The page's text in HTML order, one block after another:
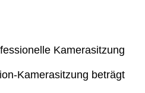
Kamerasitzung
Kamerasitzung beträgt